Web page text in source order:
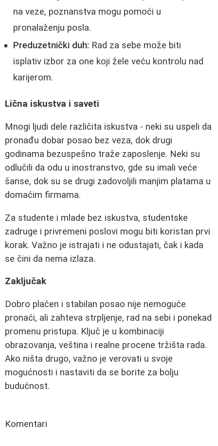
na veze, poznanstva mogu pomoći u
pronalaženju posla.
Preduzetnički duh: Rad za sebe može biti
isplativ izbor za one koji žele veću kontrolu nad
karijerom.
Lična iskustva i saveti
Mnogi ljudi dele različita iskustva - neki su uspeli da
pronađu dobar posao bez veza, dok drugi
godinama bezuspešno traže zaposlenje. Neki su
odlučili da odu u inostranstvo, gde su imali veće
šanse, dok su se drugi zadovoljili manjim platama u
domaćim firmama.
Za studente i mlade bez iskustva, studentske
zadruge i privremeni poslovi mogu biti koristan prvi
korak. Važno je istrajati i ne odustajati, čak i kada
se čini da nema izlaza.
Zaključak
Dobro plaćen i stabilan posao nije nemoguće
pronaći, ali zahteva strpljenje, rad na sebi i ponekad
promenu pristupa. Ključ je u kombinaciji
obrazovanja, veština i realne procene tržišta rada.
Ako ništa drugo, važno je verovati u svoje
mogućnosti i nastaviti da se borite za bolju
budućnost.
Komentari